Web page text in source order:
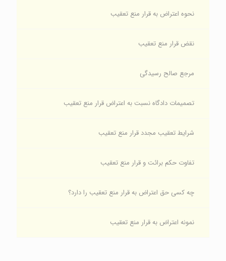
نحوه اعتراض به قرار منع تعقیب
نقض قرار منع تعقیب
مرجع صالح رسیدگی
تصمیمات دادگاه نسبت به اعتراض قرار منع تعقیب
شرایط تعقیب مجدد قرار منع تعقیب
تفاوت حکم برائت و قرار منع تعقیب
چه کسی حق اعتراض به قرار منع تعقیب را دارد؟
نمونه اعتراض به قرار منع تعقیب